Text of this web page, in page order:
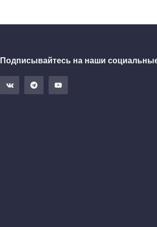
Подписывайтесь на наши